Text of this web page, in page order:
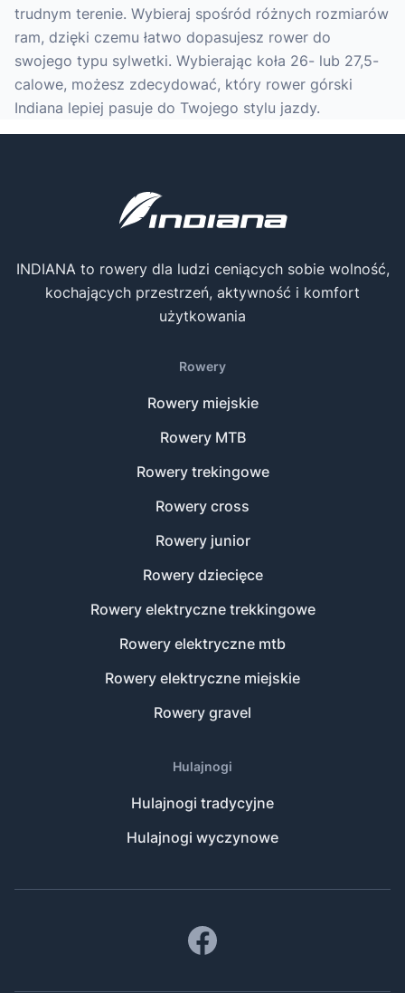
trudnym terenie. Wybieraj spośród różnych rozmiarów
ram, dzięki czemu łatwo dopasujesz rower do
swojego typu sylwetki. Wybierając koła 26- lub 27,5-
calowe, możesz zdecydować, który rower górski
Indiana lepiej pasuje do Twojego stylu jazdy.
INDIANA to rowery dla ludzi ceniących sobie wolność,
kochających przestrzeń, aktywność i komfort
użytkowania
Rowery
Rowery miejskie
Rowery MTB
Rowery trekingowe
Rowery cross
Rowery junior
Rowery dziecięce
Rowery elektryczne trekkingowe
Rowery elektryczne mtb
Rowery elektryczne miejskie
Rowery gravel
Hulajnogi
Hulajnogi tradycyjne
Hulajnogi wyczynowe